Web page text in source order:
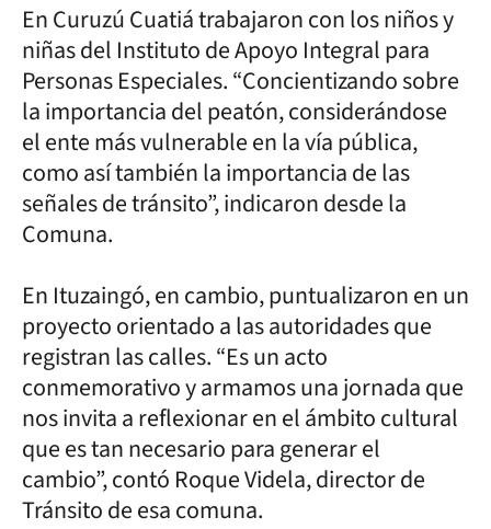
En Curuzú Cuatiá trabajaron con los niños y
niñas del Instituto de Apoyo Integral para
Personas Especiales. “Concientizando sobre
la importancia del peatón, considerándose
el ente más vulnerable en la vía pública,
como así también la importancia de las
señales de tránsito”, indicaron desde la
Comuna.
En Ituzaingó, en cambio, puntualizaron en un
proyecto orientado a las autoridades que
registran las calles. “Es un acto
conmemorativo y armamos una jornada que
nos invita a reflexionar en el ámbito cultural
que es tan necesario para generar el
cambio”, contó Roque Videla, director de
Tránsito de esa comuna.